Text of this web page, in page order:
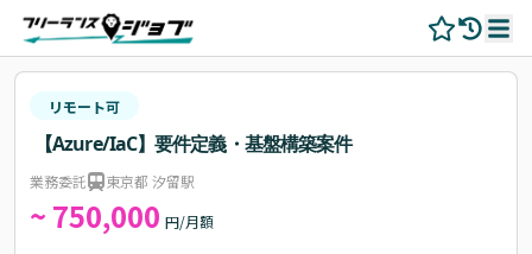
リモート可
【Azure/IaC】要件定義・基盤構築案件
業務委託 東京都 汐留駅
~ 750,000 円/月額